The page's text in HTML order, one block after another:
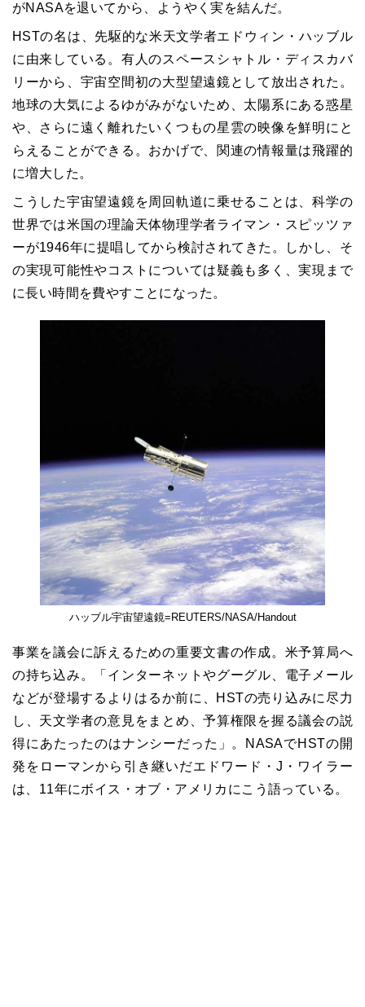
がNASAを退いてから、ようやく実を結んだ。
HSTの名は、先駆的な米天文学者エドウィン・ハッブル
に由来している。有人のスペースシャトル・ディスカバ
リーから、宇宙空間初の大型望遠鏡として放出された。
地球の大気によるゆがみがないため、太陽系にある惑星
や、さらに遠く離れたいくつもの星雲の映像を鮮明にと
らえることができる。おかげで、関連の情報量は飛躍的
に増大した。
こうした宇宙望遠鏡を周回軌道に乗せることは、科学の
世界では米国の理論天体物理学者ライマン・スピッツァ
ーが1946年に提唱してから検討されてきた。しかし、そ
の実現可能性やコストについては疑義も多く、実現まで
に長い時間を費やすことになった。
ハッブル宇宙望遠鏡=REUTERS/NASA/Handout
事業を議会に訴えるための重要文書の作成。米予算局へ
の持ち込み。「インターネットやグーグル、電子メール
などが登場するよりはるか前に、HSTの売り込みに尽力
し、天文学者の意見をまとめ、予算権限を握る議会の説
得にあたったのはナンシーだった」。NASAでHSTの開
発をローマンから引き継いだエドワード・J・ワイラー
は、11年にボイス・オブ・アメリカにこう語っている。